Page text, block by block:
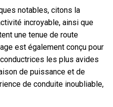
notables, citons la
incroyable, ainsi que
une tenue de route
est également conçu pour
les plus avides
de puissance et de
de conduite inoubliable,